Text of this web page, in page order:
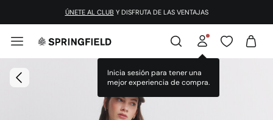
¡DESCARGA LA APP!
Inicia sesión para tener una
mejor experiencia de compra.